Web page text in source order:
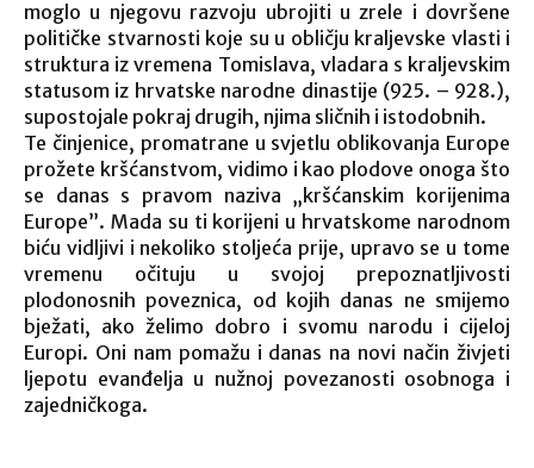
moglo u njegovu razvoju ubrojiti u zrele i dovršene
političke stvarnosti koje su u obličju kraljevske vlasti i
struktura iz vremena Tomislava, vladara s kraljevskim
statusom iz hrvatske narodne dinastije (925. – 928.),
supostojale pokraj drugih, njima sličnih i istodobnih.
Te činjenice, promatrane u svjetlu oblikovanja Europe
prožete kršćanstvom, vidimo i kao plodove onoga što
se danas s pravom naziva „kršćanskim korijenima
Europe”. Mada su ti korijeni u hrvatskome narodnom
biću vidljivi i nekoliko stoljeća prije, upravo se u tome
vremenu očituju u svojoj prepoznatljivosti
plodonosnih poveznica, od kojih danas ne smijemo
bježati, ako želimo dobro i svomu narodu i cijeloj
Europi. Oni nam pomažu i danas na novi način živjeti
ljepotu evanđelja u nužnoj povezanosti osobnoga i
zajedničkoga.